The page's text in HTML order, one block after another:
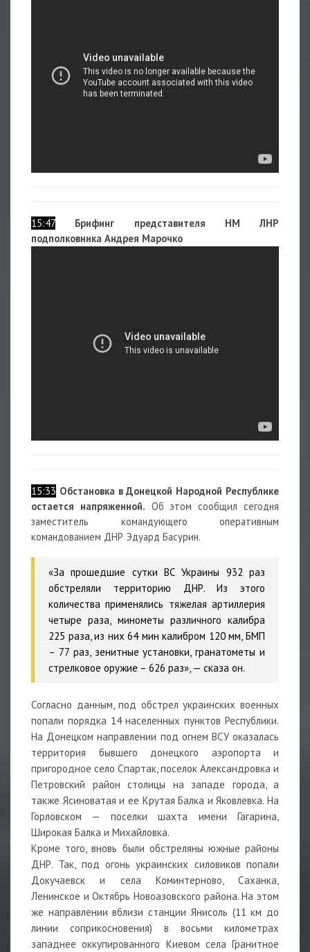
15:47
Брифинг представителя НМ ЛНР
подполковника Андрея Марочко
15:33 Обстановка в Донецкой Народной Республике
остается напряженной. Об этом сообщил сегодня
заместитель командующего оперативным
командованием ДНР Эдуард Басурин.
«За прошедшие сутки ВС Украины 932 раз
обстреляли территорию ДНР. Из этого
количества применялись тяжелая артиллерия
четыре раза, минометы различного калибра
225 раза, из них 64 мин калибром 120 мм, БМП
– 77 раз, зенитные установки, гранатометы и
стрелковое оружие – 626 раз», — сказа он.
Согласно данным, под обстрел украинских военных
попали порядка 14 населенных пунктов Республики.
На Донецком направлении под огнем ВСУ оказалась
территория бывшего донецкого аэропорта и
пригородное село Спартак, поселок Александровка и
Петровский район столицы на западе города, а
также Ясиноватая и ее Крутая Балка и Яковлевка. На
Горловском — поселки шахта имени Гагарина,
Широкая Балка и Михайловка.
Кроме того, вновь были обстреляны южные районы
ДНР. Так, под огонь украинских силовиков попали
Докучаевск и села Коминтерново, Саханка,
Ленинское и Октябрь Новоазовского района. На этом
же направлении вблизи станции Янисоль (11 км до
линии соприкосновения) в восьми километрах
западнее оккупированного Киевом села Гранитное